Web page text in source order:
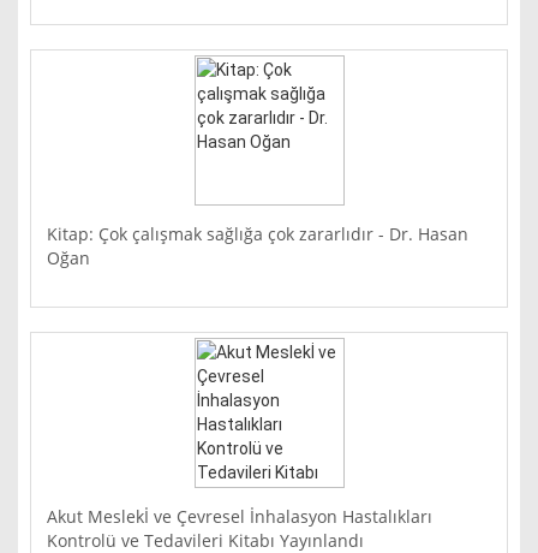
Kitap: Çok çalışmak sağlığa çok zararlıdır - Dr. Hasan
Oğan
Akut Meslekİ ve Çevresel İnhalasyon Hastalıkları
Kontrolü ve Tedavileri Kitabı Yayınlandı